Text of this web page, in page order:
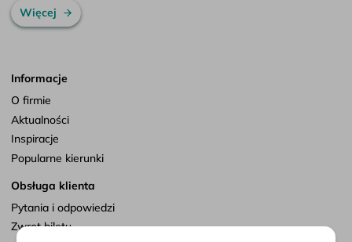
Więcej
Informacje
O firmie
Aktualności
Inspiracje
Popularne kierunki
Obsługa klienta
Pytania i odpowiedzi
Zwrot biletu